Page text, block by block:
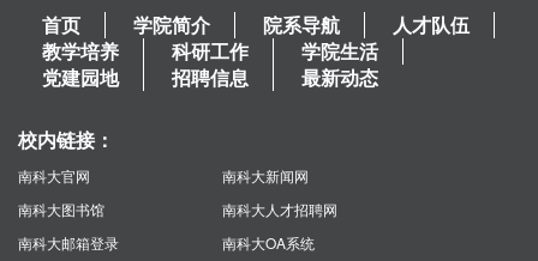
首页 学院简介 院系导航
人才队伍
教学培养
科研工作
学院生活
党建园地
招聘信息 最新动态
校内链接：
南科大官网
南科大新闻网
南科大图书馆
南科大人才招聘网
南科大邮箱登录
南科大OA系统